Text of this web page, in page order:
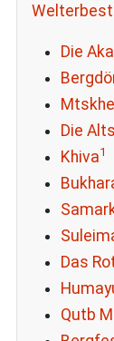
Die
Die
Khiva1
Das
Qutb